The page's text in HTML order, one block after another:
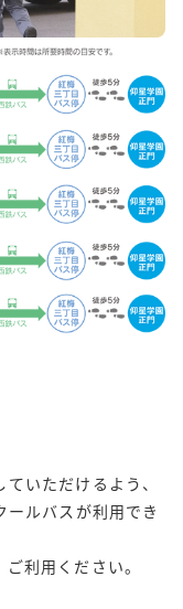
いただけるよう、
ールバスが利用でき
利用ください。